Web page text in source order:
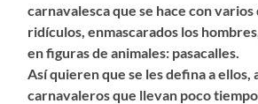
carnavalesca que se hace con
ridículos, enmascarados los
en figuras de animales: pasacalles.
Así quieren que se les defina a ellos,
carnavaleros que llevan poco